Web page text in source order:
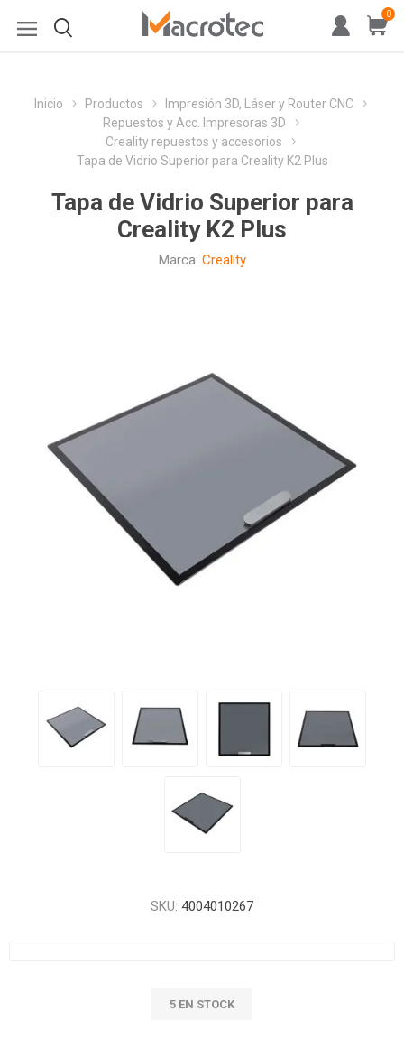
0
Inicio Productos
Impresión 3D, Láser y Router CNC
Repuestos y Acc. Impresoras 3D
Creality repuestos y accesorios
Tapa de Vidrio Superior para Creality K2 Plus
Tapa de Vidrio Superior para
Creality K2 Plus
Marca: Creality
SKU: 4004010267
5 EN STOCK